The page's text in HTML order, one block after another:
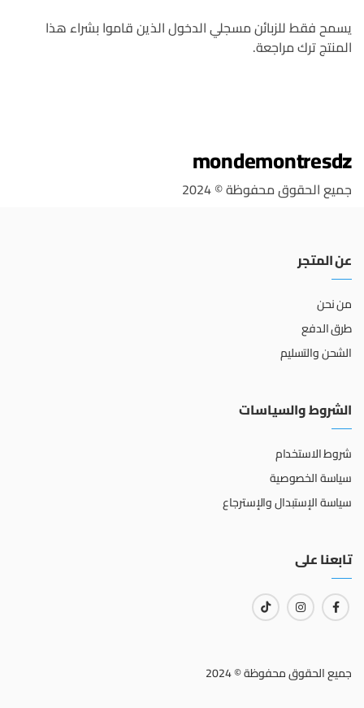
يسمح فقط للزبائن مسجلي الدخول الذين قاموا بشراء هذا
المنتج ترك مراجعة.
mondemontresdz
جميع الحقوق محفوظة © 2024
عن المتجر
من نحن
طرق الدفع
الشحن والتسليم
الشروط والسياسات
شروط الاستخدام
سياسة الخصوصية
سياسة الإستبدال والإسترجاع
تابعنا على
جميع الحقوق محفوظة © 2024